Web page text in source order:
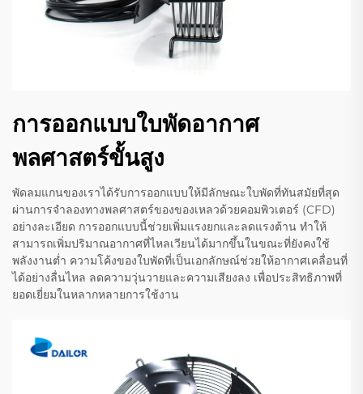
การออกแบบใบพัดอากาศ
พลศาสตร์ขั้นสูง
พัดลมแกนของเราได้รับการออกแบบให้มีลักษณะใบพัดที่ทันสมัยที่สุด
ผ่านการจำลองทางพลศาสตร์ของของเหลวด้วยคอมพิวเตอร์ (CFD)
อย่างละเอียด การออกแบบนี้ช่วยเพิ่มแรงยกและลดแรงต้าน ทำให้
สามารถเพิ่มปริมาณอากาศที่ไหลเวียนได้มากขึ้นในขณะที่ยังคงใช้
พลังงานต่ำ ความโค้งของใบพัดที่เป็นเอกลักษณ์ช่วยให้อากาศเคลื่อนที่
ได้อย่างลื่นไหล ลดความวุ่นวายและความเสียงลง เพื่อประสิทธิภาพที่
ยอดเยี่ยมในหลากหลายการใช้งาน